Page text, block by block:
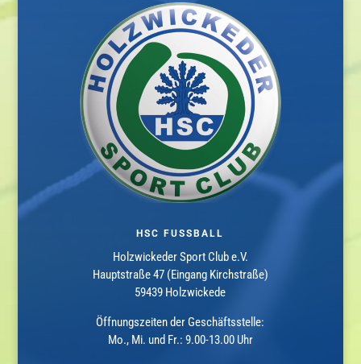
HSC FUSSBALL
Holzwickeder Sport Club e.V.
Hauptstraße 47 (Eingang Kirchstraße)
59439 Holzwickede
Öffnungszeiten der Geschäftsstelle:
Mo., Mi. und Fr.: 9.00-13.00 Uhr